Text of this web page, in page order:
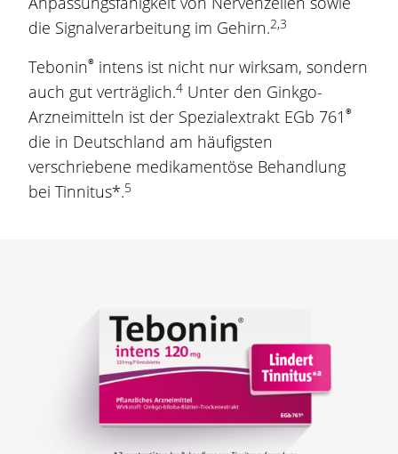
die Signalverarbeitung im Gehirn.2,3
Tebonin® intens ist nicht nur wirksam, sondern
auch gut verträglich.4 Unter den Ginkgo-
Arzneimitteln ist der Spezialextrakt EGb 761 ®
die in Deutschland am häufigsten
verschriebene medikamentöse Behandlung
bei Tinnitus*.5